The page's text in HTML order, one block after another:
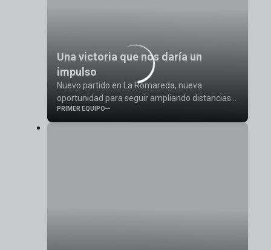
Una victoria que nos daría un
impulso
Nuevo partido en La Romareda, nueva
oportunidad para seguir ampliando distancias
con la zona baja de la clasificación
PRIMER EQUIPO